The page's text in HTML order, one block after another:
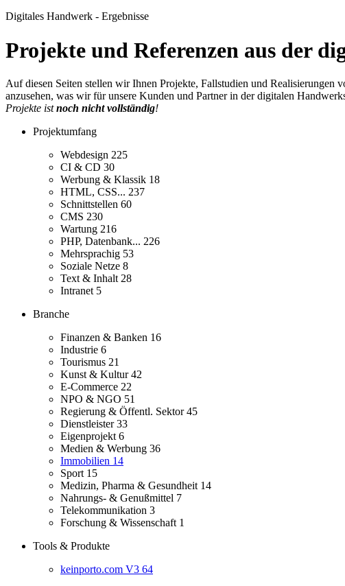
Digitales Handwerk - Ergebnisse
Projekte und Referenzen aus der
Auf diesen Seiten stellen wir Ihnen Projekte, Fallstudien und Realisierungen
anzusehen, was wir für unsere Kunden und Partner in der digitalen
Projekte istnoch nicht vollständig!
Projektumfang
Webdesign 225
CI & CD 30
Werbung & Klassik 18
HTML, CSS... 237
Schnittstellen 60
CMS 230
Wartung 216
PHP, Datenbank... 226
Mehrsprachig 53
Soziale Netze 8
Text & Inhalt 28
Intranet 5
Branche
Finanzen & Banken 16
Industrie 6
Tourismus 21
Kunst & Kultur42
E-Commerce 22
NPO & NGO 51
Regierung & Öffentl. Sektor45
Dienstleister33
Eigenprojekt 6
Medien & Werbung 36
Immobilien 14
Sport 15
Medizin, Pharma & Gesundheit 14
Nahrungs- & Genußmittel 7
Telekommunikation 3
Forschung & Wissenschaft 1
Tools & Produkte
keinporto.com V3 64